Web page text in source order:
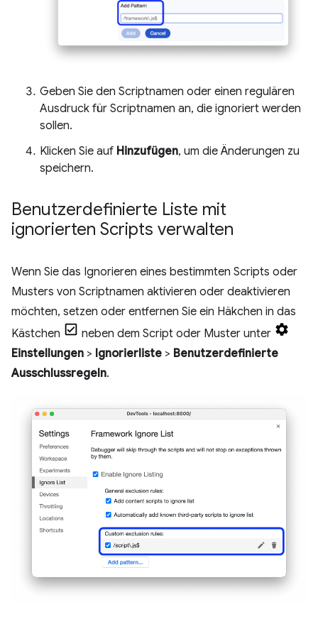
Geben Sie den Scriptnamen oder einen regulären
Ausdruck für Scriptnamen an, die ignoriert werden
sollen.
Klicken Sie auf Hinzufügen, um die Änderungen zu
speichern.
Benutzerdefinierte Liste mit
ignorierten Scripts verwalten
Wenn Sie das Ignorieren eines bestimmten Scripts oder
Musters von Scriptnamen aktivieren oder deaktivieren
möchten, setzen oder entfernen Sie ein Häkchen in das
Kästchen
neben dem Script oder Muster unter
Einstellungen > Ignorierliste > Benutzerdefinierte
Ausschlussregeln.